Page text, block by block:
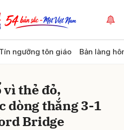
Tín ngưỡng tôn giáo Bản làng
vì thẻ đỏ,
dòng thắng 3-1
Bridge